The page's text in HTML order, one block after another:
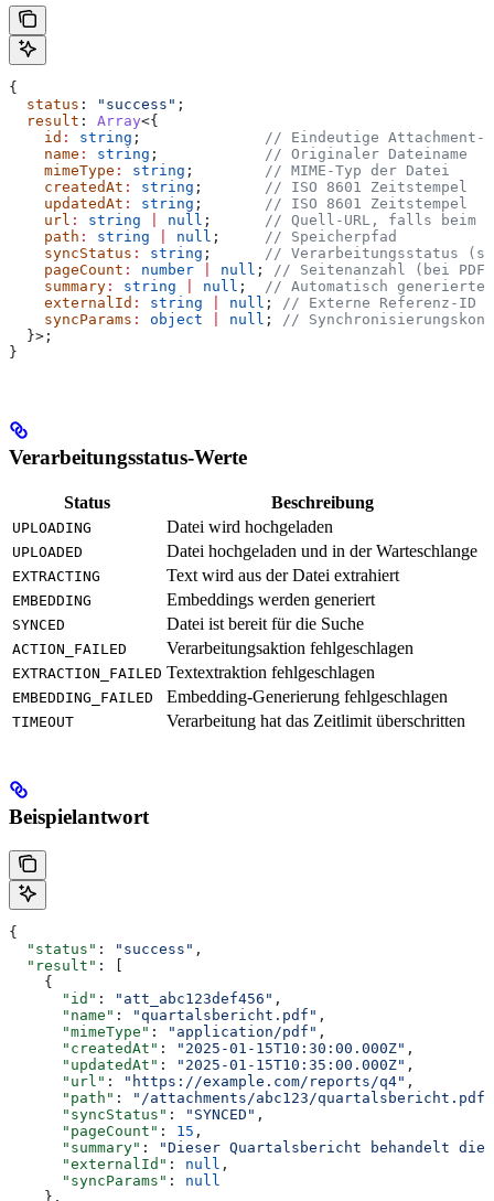
{
  status
: "success" ;
  result
: Array<{
    id
: string ; // Eindeutige Attachment-
    name
: string ; // Originaler Dateiname
    mimeType
: string ; // MIME-Typ der Datei
    createdAt
: string ; // ISO 8601 Zeitstempel
    updatedAt
: string ; // ISO 8601 Zeitstempel
    url
: string null ; // Quell-URL, falls beim
    path
: string null ; // Speicherpfad
    syncStatus
: string ; // Verarbeitungsstatus
    pageCount
: number null ; // Seitenanzahl (bei
    summary
: string null ; // Automatisch generierte
    externalId
: string null ; // Externe Referenz-ID
    syncParams
: object null ; //
  }>;
}
Verarbeitungsstatus-Werte
Status Beschreibung
UPLOADING Datei wird hochgeladen
UPLOADED Datei hochgeladen und in der Warteschlange
EXTRACTING Text wird aus der Datei extrahiert
EMBEDDING Embeddings werden generiert
SYNCED Datei ist bereit für die Suche
ACTION_FAILED Verarbeitungsaktion fehlgeschlagen
EXTRACTION_FAILED Textextraktion fehlgeschlagen
EMBEDDING_FAILED Embedding-Generierung fehlgeschlagen
TIMEOUT Verarbeitung hat das Zeitlimit überschritten
Beispielantwort
{
  "status"
: "success" ,
  "result"
: [
    {
      "id"
: "att_abc123def456" ,
      "name"
: "quartalsbericht.pdf" ,
      "mimeType"
: "application/pdf" ,
      "createdAt"
: "2025-01-15T10:30:00.000Z" ,
      "updatedAt"
: "2025-01-15T10:35:00.000Z" ,
      "url"
: "https://example.com/reports/q4" ,
      "path"
:
"/attachments/abc123/quartalsbericht.pdf"
      "syncStatus"
: "SYNCED" ,
      "pageCount"
: 15 ,
      "summary"
:
"Dieser Quartalsbericht behandelt die
      "externalId"
: null ,
      "syncParams"
: null
    },